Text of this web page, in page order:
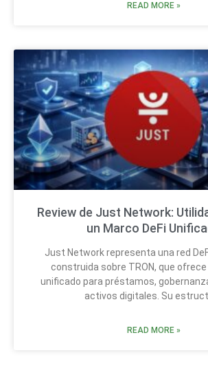
READ MORE »
Review de Just Network:
un Marco DeFi
Just Network representa una red
construida sobre TRON, que
unificado para préstamos,
activos digitales. Su
READ MORE »